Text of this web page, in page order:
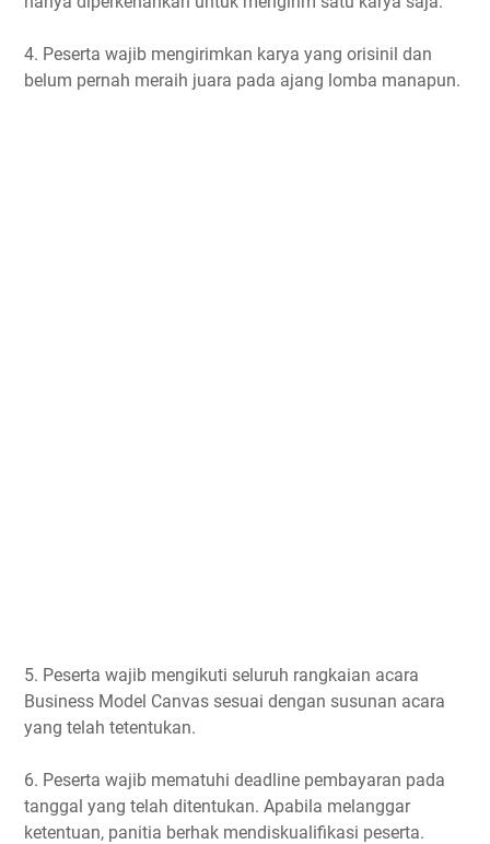
4. Peserta wajib mengirimkan karya yang orisinil dan
belum pernah meraih juara pada ajang lomba manapun.
5. Peserta wajib mengikuti seluruh rangkaian acara
Business Model Canvas sesuai dengan susunan acara
yang telah tetentukan.
6. Peserta wajib mematuhi deadline pembayaran pada
tanggal yang telah ditentukan. Apabila melanggar
ketentuan, panitia berhak mendiskualifikasi peserta.